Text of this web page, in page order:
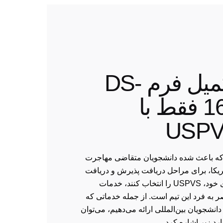
تکمیل فرم DS-
160 فقط با
که باعث شده دانشجویان متقاضی مهاجرت
برای مراحل دریافت پذیرش و دریافت
ویزای خود، USPVS را انتخاب کنند، خدمات
به فرد این تیم است. از جمله خدماتی که
دانشجویان بین‌المللی ارائه می‌دهیم، می‌توان